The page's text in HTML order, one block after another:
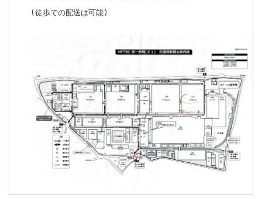
(徒歩での配送は可能)